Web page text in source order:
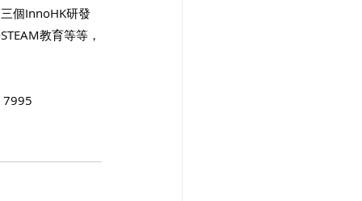
個InnoHK研發
教育等等，
7995